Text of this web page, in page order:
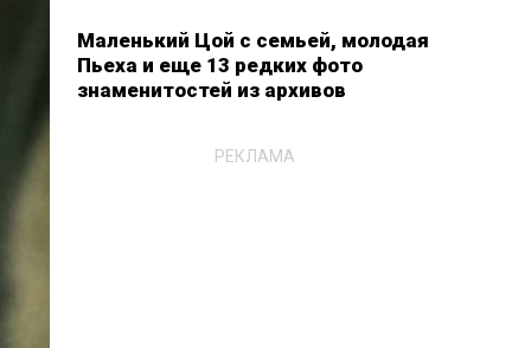
Маленький Цой с семьей, молодая
Пьеха и еще 13 редких фото
знаменитостей из архивов
РЕКЛАМА